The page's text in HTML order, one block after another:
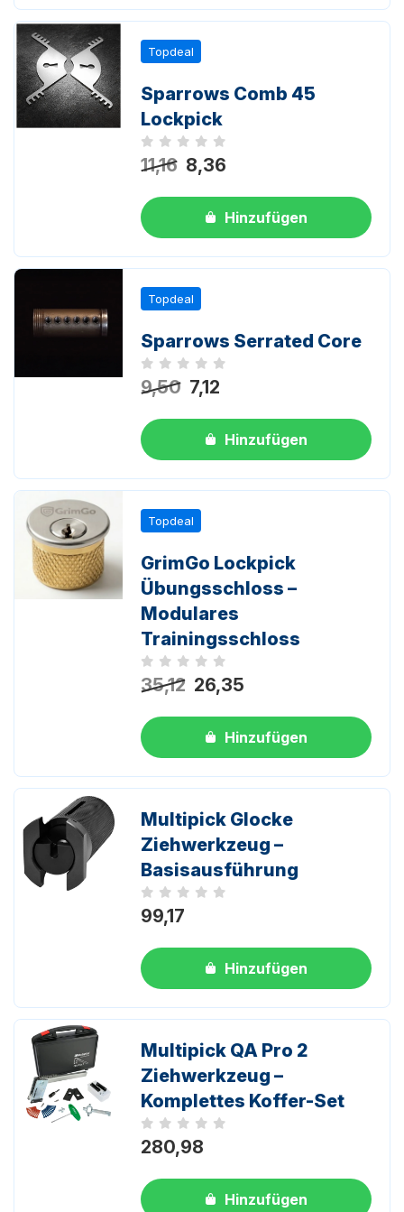
Topdeal
Sparrows Comb 45
Lockpick
Noch keine Bewertungen
11,16 8,36
Hinzufügen
Topdeal
Sparrows Serrated Core
Noch keine Bewertungen
9,50 7,12
Hinzufügen
Topdeal
GrimGo Lockpick
Übungsschloss –
Modulares
Trainingsschloss
Noch keine Bewertungen
35,12 26,35
Hinzufügen
Multipick Glocke
Ziehwerkzeug –
Basisausführung
Noch keine Bewertungen
99,17
Hinzufügen
Multipick QA Pro 2
Ziehwerkzeug –
Komplettes Koffer-Set
Noch keine Bewertungen
280,98
Hinzufügen